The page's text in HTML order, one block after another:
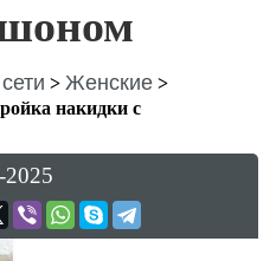
> Женские >
накидки с
2025